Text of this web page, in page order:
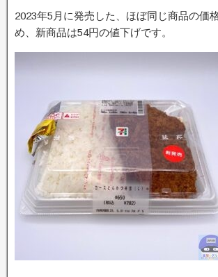
2023年5月に発売した、ほぼ同じ商品の価
め、新商品は54円の値下げです。